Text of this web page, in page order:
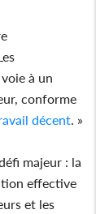
à un
conforme
décent . »
majeur : la
effective
et les